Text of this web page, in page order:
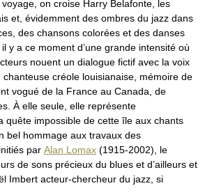
on croise Harry Belafonte, les
et, évidemment des ombres du jazz dans
des chansons colorées et des danses
y a ce moment d’une grande intensité où
nouent un dialogue fictif avec la voix
, chanteuse créole louisianaise, mémoire de
vogué de la France au Canada, de
À elle seule, elle représente
quête impossible de cette île aux chants
bel hommage aux travaux des
par Alan Lomax (1915-2002), le
de sons précieux du blues et d’ailleurs et
Imbert acteur-chercheur du jazz, si